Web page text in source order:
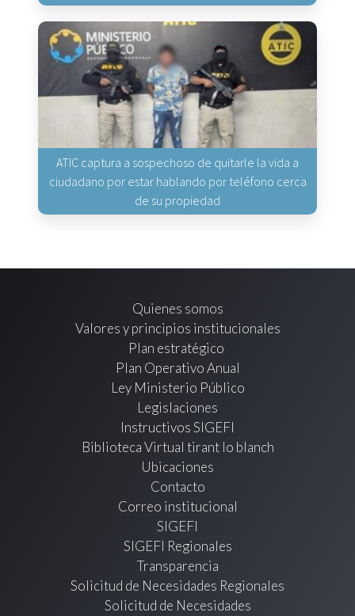
ATIC captura a sospechoso de quitarle la vida a
ciudadano por estar hablando por teléfono cerca
de su propiedad
Quienes somos
Valores y principios institucionales
Plan estratégico
Plan Operativo Anual
Ley Ministerio Público
Legislaciones
Instructivos SIGEFI
Biblioteca Virtual tirant lo blanch
Ubicaciones
Contacto
Correo institucional
SIGEFI
SIGEFI Regionales
Transparencia
Solicitud de Necesidades Regionales
Solicitud de Necesidades